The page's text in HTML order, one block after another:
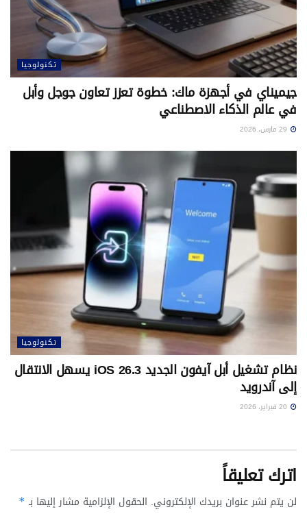
تكنولوجيا
جيميناي في أجهزة ماك: خطوة تعزز تعاون جوجل وأبل
في عالم الذكاء الاصطناعي
تكنولوجيا
نظام تشغيل أبل آيفون الجديد iOS 26.3 يسهل الانتقال
إلى آندرويد
اترك تعليقاً
لن يتم نشر عنوان بريدك الإلكتروني. الحقول الإلزامية مشار إليها بـ *